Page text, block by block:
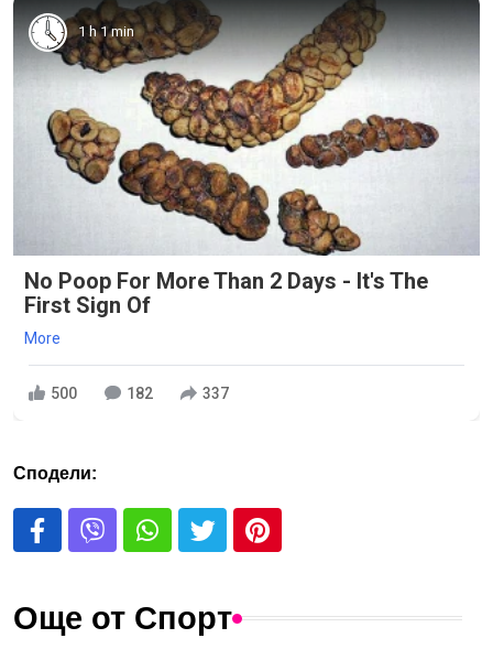
1 h 1 min
No Poop For More Than 2 Days - It's The
First Sign Of
More
500 182 337
Сподели:
Още от Спорт